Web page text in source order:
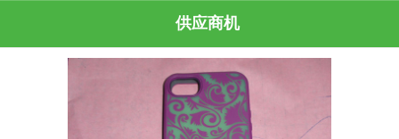
供应商机